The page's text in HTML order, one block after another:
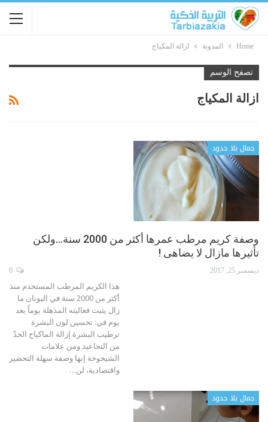
Home المدونة ازالة المكياج
تصفح الوسم
ازالة المكياج
جمال بلا حدود
وصفة كريم مرطب عمرها أكثر من 2000 سنة…ولكن
تأثيرها مازال لا يضاهى !
ديسمبر 25, 2017
هذا الكريم المرطب المستخدم منذ
أكثر من 2000 سنة في اليونان ما
زال يثبت فعاليته المذهلة يوماً بعد
يوم في: تحسين لون البشرة
ترطيب البشرة إزالة الماكياج الحدّ
من التجاعيد ومن علامات
الشيخوخة إنها وصفة سهلة التحضير
واقتصادية، لن…
جمال بلا حدود